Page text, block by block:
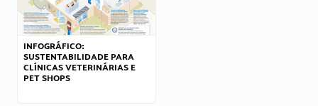
INFOGRÁFICO:
SUSTENTABILIDADE PARA
CLÍNICAS VETERINÁRIAS E
PET SHOPS